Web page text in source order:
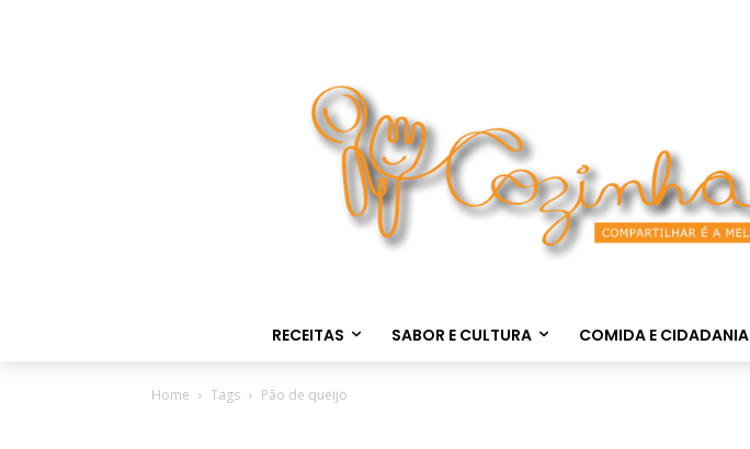
RECEITAS SABOR E CULTURA COMIDA E CIDADANIA
Home Tags Pão de queijo